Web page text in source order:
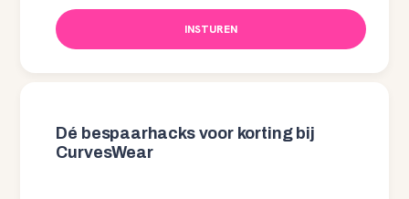
INSTUREN
Dé bespaarhacks voor korting bij
CurvesWear